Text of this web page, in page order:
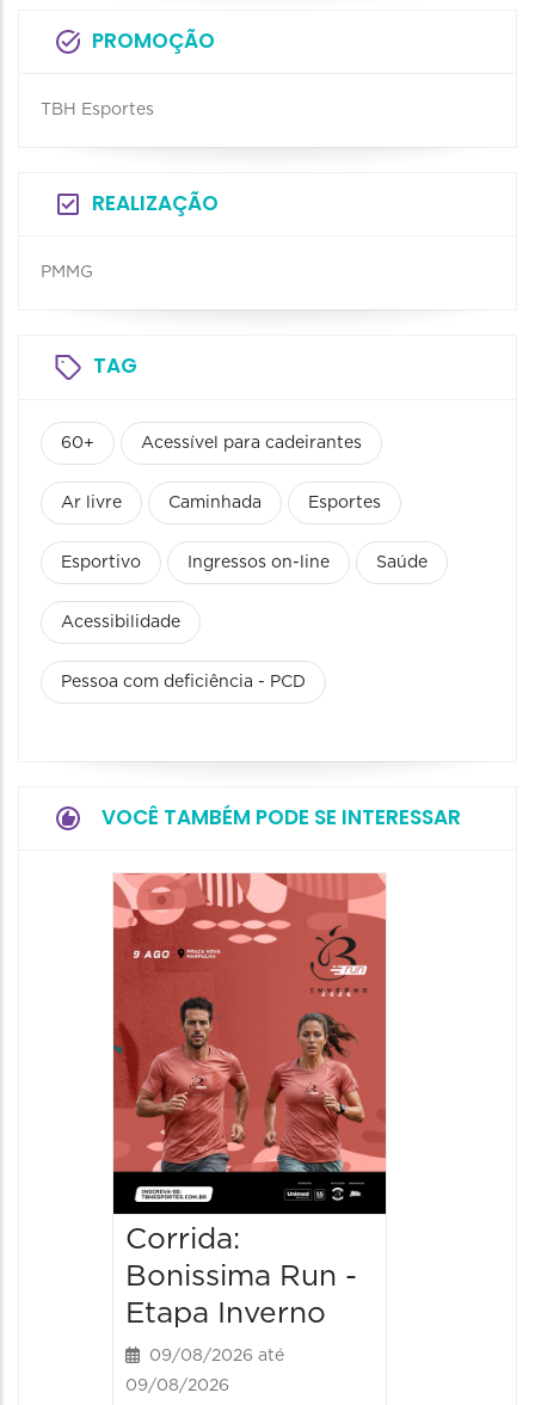
PROMOÇÃO
TBH Esportes
REALIZAÇÃO
PMMG
TAG
60+ Acessível para cadeirantes
Ar livre Caminhada Esportes
Esportivo Ingressos on-line Saúde
Acessibilidade
Pessoa com deficiência - PCD
VOCÊ TAMBÉM PODE SE INTERESSAR
Corrida:
Bonissima Run -
Etapa Inverno
09/08/2026 até
09/08/2026